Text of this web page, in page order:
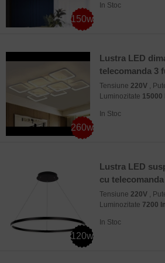
150w
In Stoc
260w
Lustra LED
telecomanda 3
Tensiune 220V ,
Luminozitate 15000
In Stoc
120w
Lustra LED
cu
Tensiune 220V ,
Luminozitate 7200
In Stoc